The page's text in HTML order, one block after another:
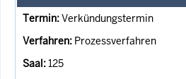
Verkündungstermin
Prozessverfahren
125